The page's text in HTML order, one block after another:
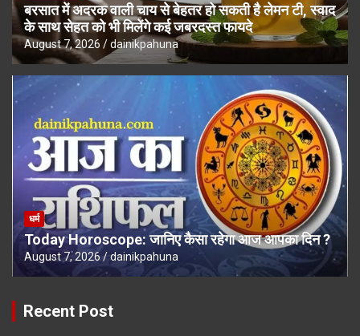
बरसात में अदरक वाली चाय से बेहतर हो सकती है लेमन टी, स्वाद
के साथ सेहत को भी मिलेंगे कई जबरदस्त फायदे
August 7, 2026 dainikpahuna
धर्म
Today Horoscope: जानिए कैसा रहेगा आज आपका दिन ?
August 7, 2026 dainikpahuna
Recent Post